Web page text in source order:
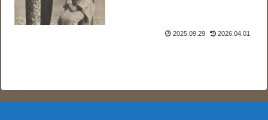
2025.09.29 2026.04.01